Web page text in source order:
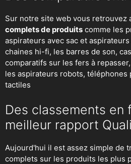
Sur notre site web vous retrouvez
complets de produits comme les
aspirateurs avec sac et
chaines hi-fi, les barres de son,
comparatifs sur les fers à
les aspirateurs robots, téléphones
tactiles
Des classements en
meilleur rapport
Aujourd'hui il est assez simple de
complets sur les produits les plus